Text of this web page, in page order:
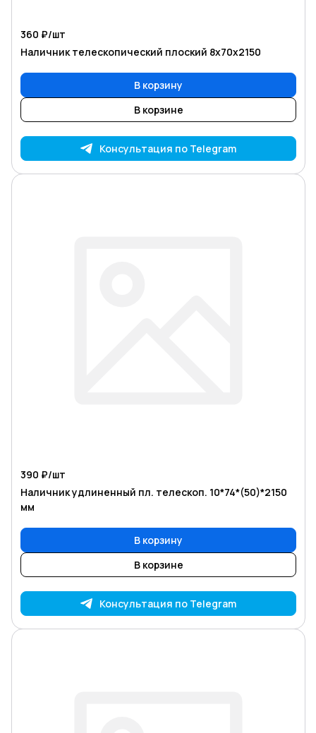
360 ₽/шт
Наличник телескопический плоский 8х70х2150
В корзину
В корзине
Консультация по Telegram
390 ₽/шт
Наличник удлиненный пл. телескоп. 10*74*(50)*2150
мм
В корзину
В корзине
Консультация по Telegram